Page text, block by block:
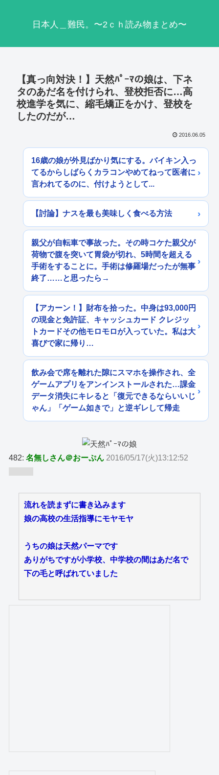
日本人＿難民。〜2ｃｈ読み物まとめ〜
【真っ向対決！】天然ﾊﾟｰﾏの娘は、下ネ
タのあだ名を付けられ、登校拒否に…高
校進学を気に、縮毛矯正をかけ、登校を
したのだが…
2016.06.05
16歳の娘が外見ばかり気にする。バイキン入っ
てるからしばらくカラコンやめてねって医者に
言われてるのに、付けようとして...
【討論】ナスを最も美味しく食べる方法
親父が自転車で事故った。その時コケた親父が
荷物で腹を突いて胃袋が切れ、5時間を超える
手術をすることに。手術は修羅場だったが無事
終了……と思ったら→
【アカーン！】財布を拾った。中身は93,000円
の現金と免許証、キャッシュカード クレジッ
トカードその他モロモロが入っていた。私は大
喜びで家に帰り…
飲み会で席を離れた隙にスマホを操作され、全
ゲームアプリをアンインストールされた…課金
データ消失にキレると「復元できるならいいじ
ゃん」「ゲーム如きで」と逆ギレして帰走
482:名無しさん＠おーぷん 2016/05/17(火)13:12:52
流れを読まずに書き込みます
娘の高校の生活指導にモヤモヤ
うちの娘は天然パーマです
ありがちですが小学校、中学校の間はあだ名で
下の毛と呼ばれていました